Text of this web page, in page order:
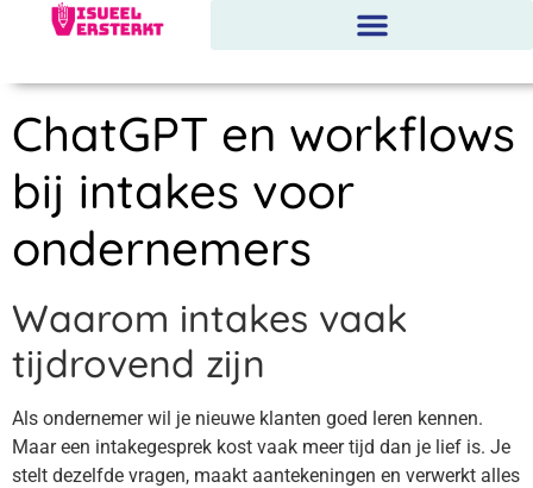
ChatGPT en workflows
bij intakes voor
ondernemers
Waarom intakes vaak
tijdrovend zijn
Als ondernemer wil je nieuwe klanten goed leren kennen.
Maar een intakegesprek kost vaak meer tijd dan je lief is. Je
stelt dezelfde vragen, maakt aantekeningen en verwerkt alles